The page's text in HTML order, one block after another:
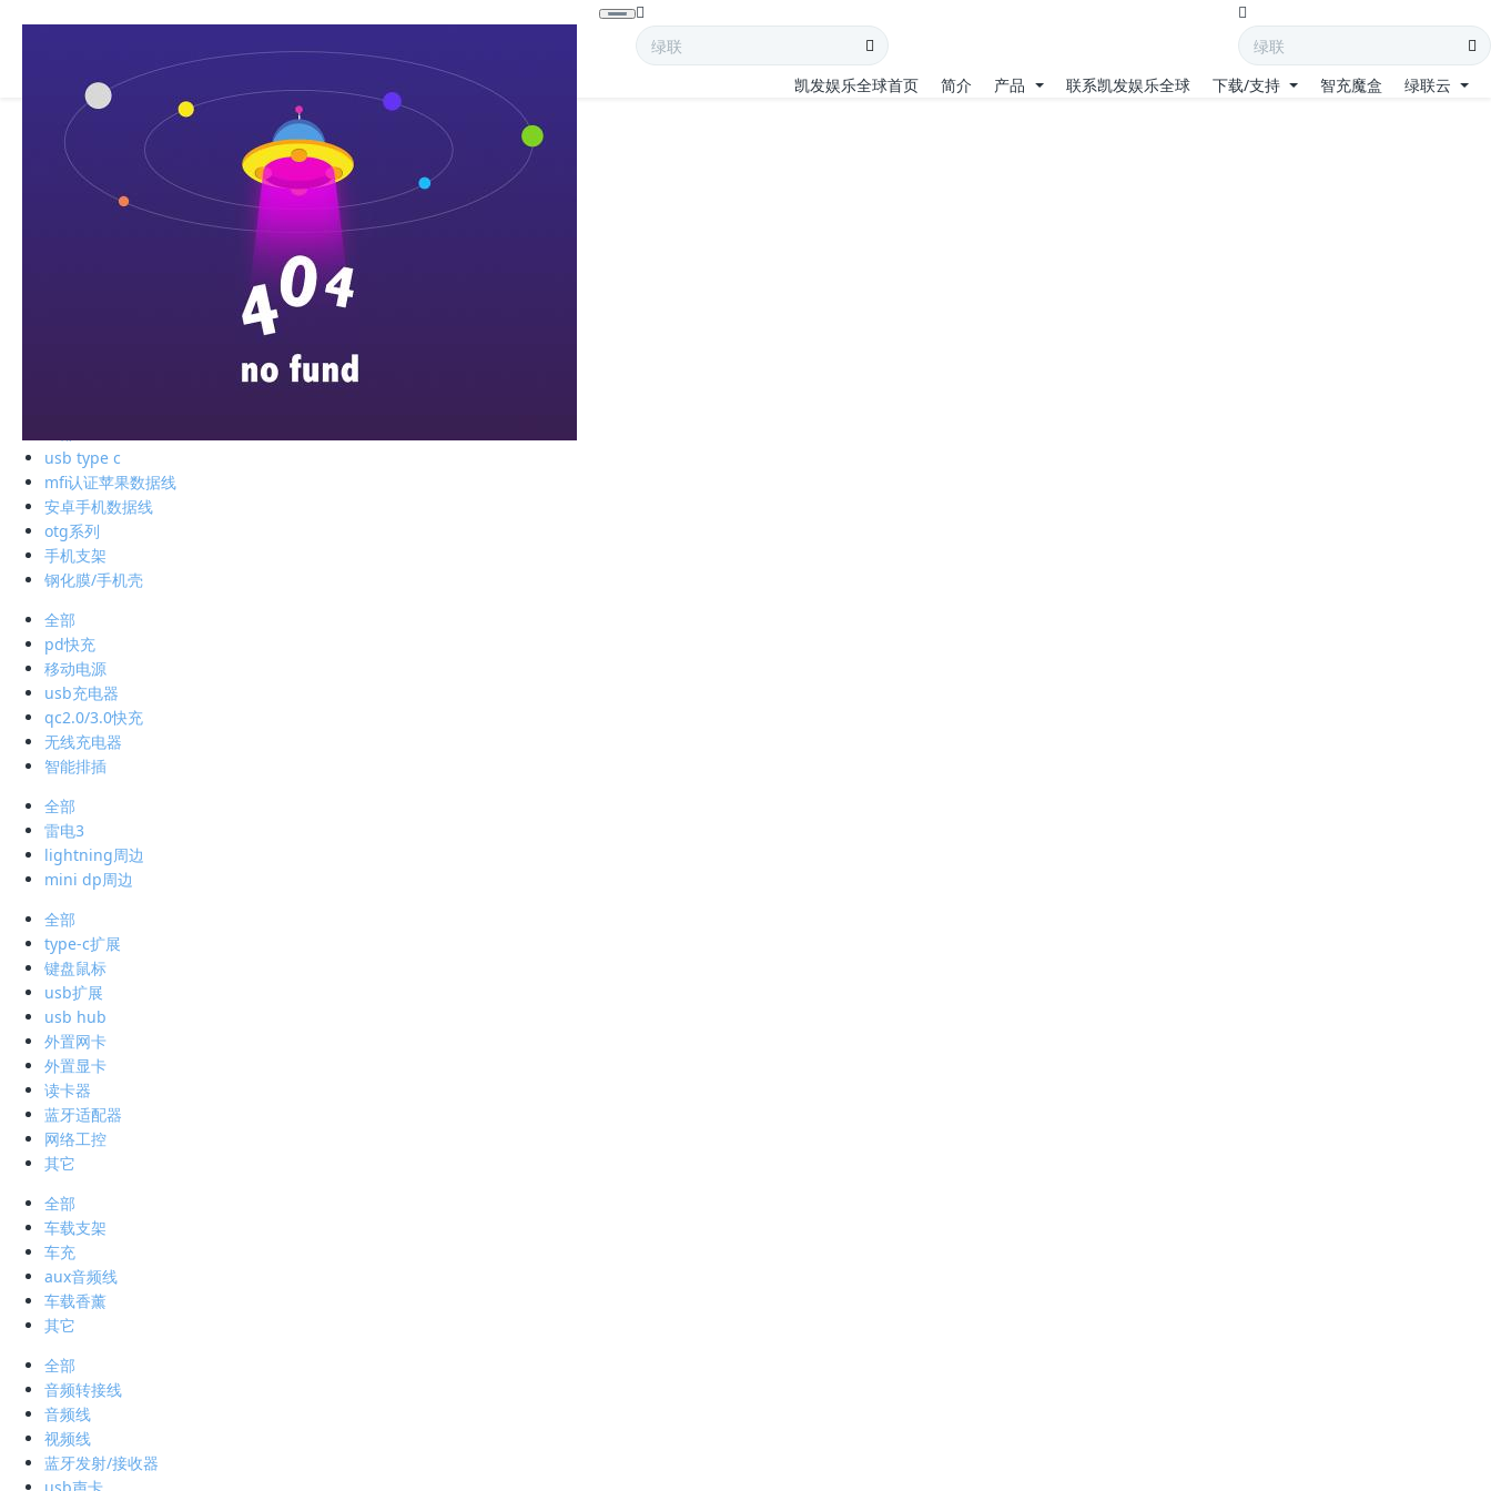
凯发娱乐全球首页 简介 产品 联系凯发娱乐全球 下载/支持 智充魔盒 绿联云
全部
电子存储
蓝牙耳机
手机周边
智能充电
苹果周边
usb type c
mfi认证苹果数据线
安卓手机数据线
otg系列
手机支架
钢化膜/手机壳
全部
pd快充
移动电源
usb充电器
qc2.0/3.0快充
无线充电器
智能排插
全部
雷电3
lightning周边
mini dp周边
全部
type-c扩展
键盘鼠标
usb扩展
usb hub
外置网卡
外置显卡
读卡器
蓝牙适配器
网络工控
其它
全部
车载支架
车充
aux音频线
车载香薰
其它
全部
音频转接线
音频线
视频线
蓝牙发射/接收器